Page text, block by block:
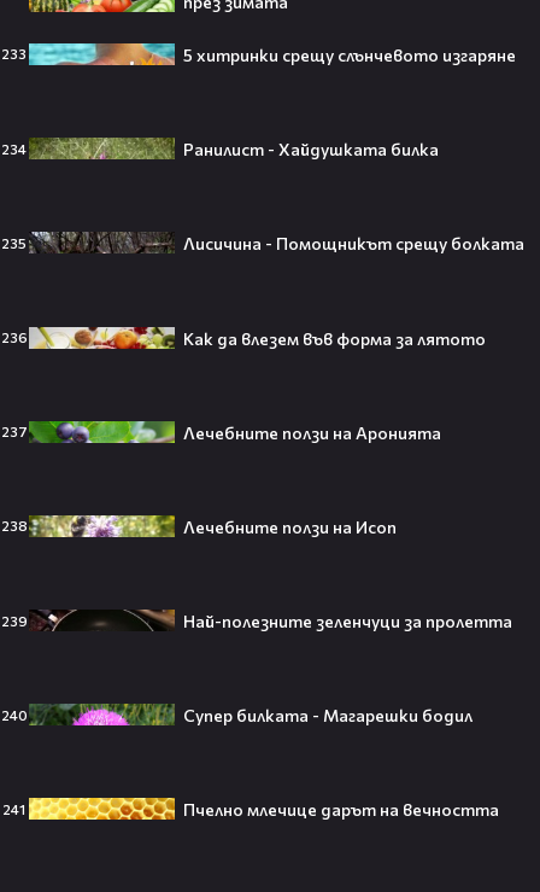
233 5 хитринки срещу слънчевото изгаряне
234 Ранилист - Хайдушката билка
235 Лисичина - Помощникът срещу болката
236 Как да влезем във форма за лятото
237 Лечебните ползи на Аронията
238 Лечебните ползи на Исоп
239 Най-полезните зеленчуци за пролетта
240 Супер билката - Магарешки бодил
241 Пчелно млечице дарът на вечността
Любов или скандал? Карди Би и
интернет❤️‍🔥🔥
интернет🤑💥
Топ 5 игри, които ще ти дадат
Джъстин Бийбър ще пее на